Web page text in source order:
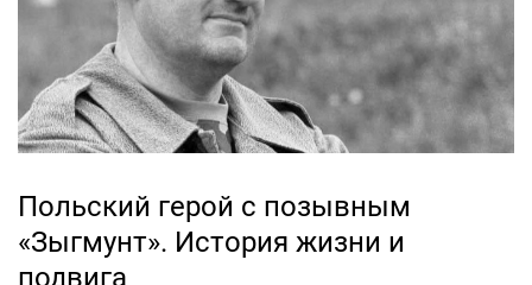
Польский герой с позывным
«Зыгмунт». История жизни и
подвига